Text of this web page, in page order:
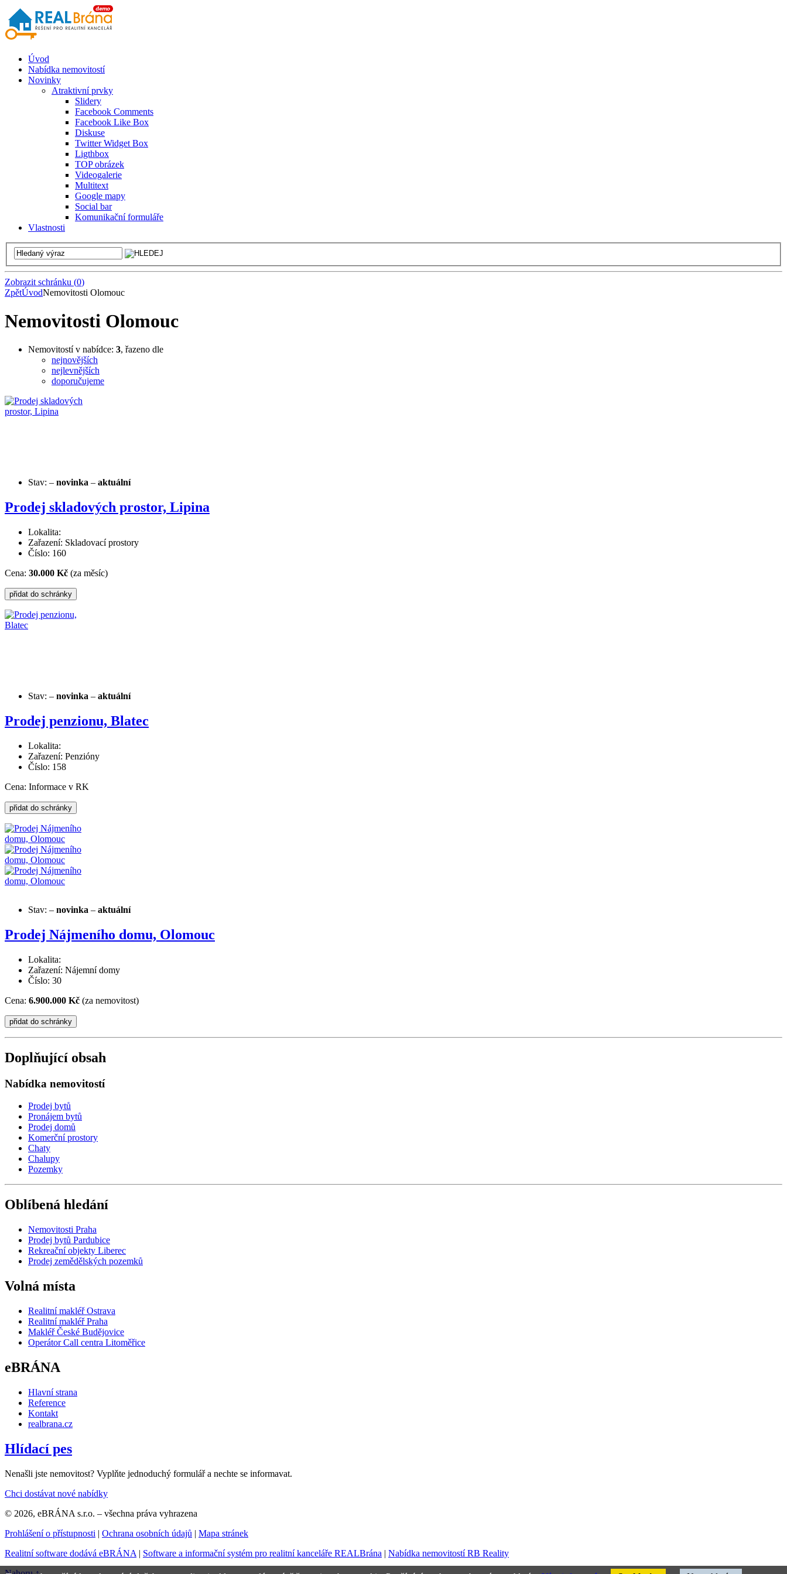
Úvod
Nabídka nemovitostí
Novinky
Atraktivní prvky
Slidery
Facebook Comments
Facebook Like Box
Diskuse
Twitter Widget Box
Ligthbox
TOP obrázek
Videogalerie
Multitext
Google mapy
Social bar
Komunikační formuláře
Vlastnosti
Zobrazit schránku (0)
ZpětÚvodNemovitosti Olomouc
Nemovitosti Olomouc
Nemovitostí v nabídce: 3, řazeno dle
nejnovějších
nejlevnějších
doporučujeme
Stav: – novinka – aktuální
Prodej skladových prostor, Lipina
Lokalita:
Zařazení: Skladovací prostory
Číslo: 160
Cena: 30.000 Kč (za měsíc)
Stav: – novinka – aktuální
Prodej penzionu, Blatec
Lokalita:
Zařazení: Penzióny
Číslo: 158
Cena: Informace v RK
Stav: – novinka – aktuální
Prodej Nájmeního domu, Olomouc
Lokalita:
Zařazení: Nájemní domy
Číslo: 30
Cena: 6.900.000 Kč (za nemovitost)
Doplňující obsah
Nabídka nemovitostí
Prodej bytů
Pronájem bytů
Prodej domů
Komerční prostory
Chaty
Chalupy
Pozemky
Oblíbená hledání
Nemovitosti Praha
Prodej bytů Pardubice
Rekreační objekty Liberec
Prodej zemědělských pozemků
Volná místa
Realitní makléř Ostrava
Realitní makléř Praha
Makléř České Budějovice
Operátor Call centra Litoměřice
eBRÁNA
Hlavní strana
Reference
Kontakt
realbrana.cz
Hlídací pes
Nenašli jste nemovitost? Vyplňte jednoduchý formulář a nechte se informavat.
Chci dostávat nové nabídky
© 2026, eBRÁNA s.r.o. – všechna práva vyhrazena
Prohlášení o přístupnosti | Ochrana osobních údajů | Mapa stránek
Realitní software dodává eBRÁNA | Software a informační systém pro realitní kanceláře REALBrána | Nabídka nemovitostí RB Reality